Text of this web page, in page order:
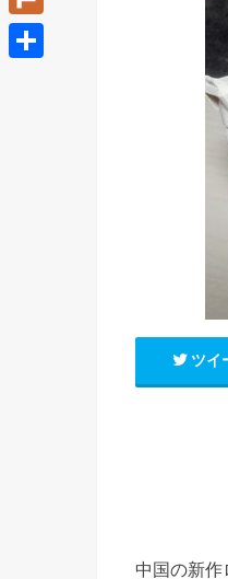
ツイ
中国の新作
o
k
a
e
n
a
e
C
P